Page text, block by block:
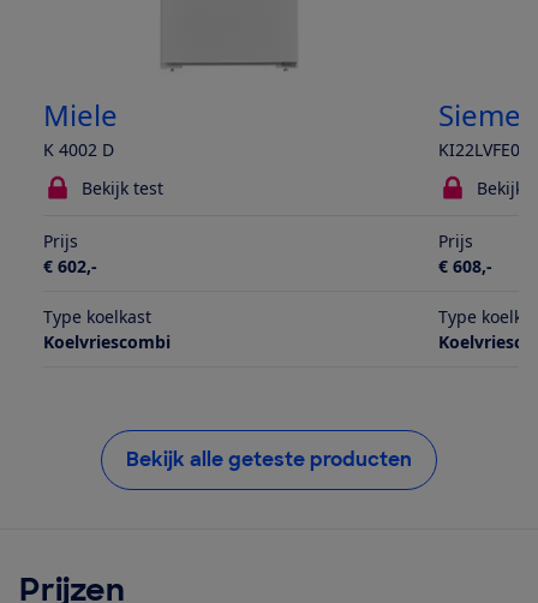
Miele
K 4002 D
KI22LVFE0
Bekijk test
Bekijk
Prijs
€ 602,-
Prijs
€ 608,-
Type koelkast
Koelvriescombi
Type
Bekijk alle geteste producten
Prijzen